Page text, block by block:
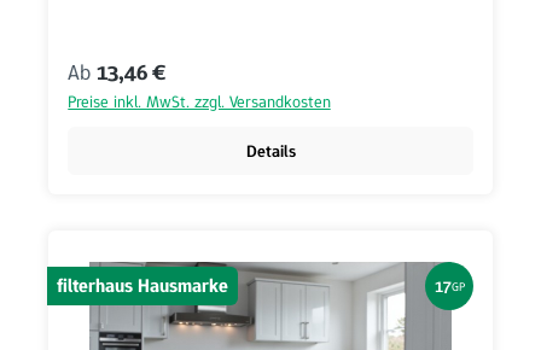
Regulärer Preis:
Ab 13,46 €
Preise inkl. MwSt. zzgl. Versandkosten
Details
filterhaus Hausmarke 17GP